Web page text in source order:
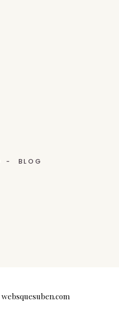
BLOG
websquesuben.com